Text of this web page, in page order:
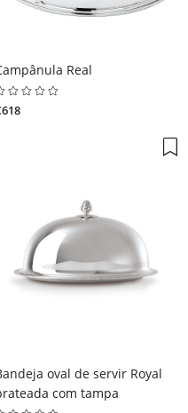
Real
oval de servir Royal
com tampa